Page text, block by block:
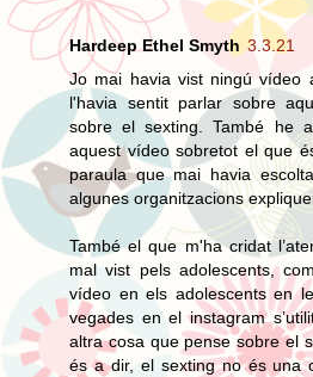
Hardeep Ethel Smyth 3.3.21
Jo mai havia vist ningú vídeo
l'havia sentit parlar sobre
sobre el sexting. També he
aquest vídeo sobretot el que
paraula que mai havia
algunes organitzacions
També el que m'ha cridat
mal vist pels adolescents,
vídeo en els adolescents en
vegades en el instagram
altra cosa que pense sobre el
és a dir, el sexting no és una